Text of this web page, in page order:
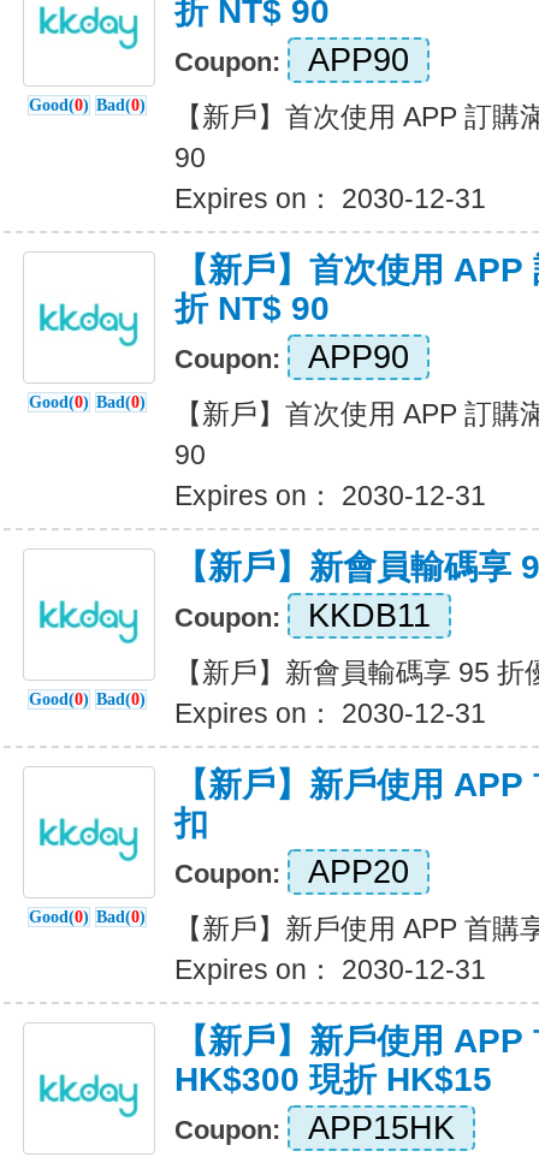
Good(0) Bad(0)
折 NT$ 90
Coupon: APP90
【新戶】首次使用 APP 訂購
90
Expires on： 2030-12-31
Good(0) Bad(0)
【新戶】首次使用
折 NT$ 90
Coupon: APP90
【新戶】首次使用 APP 訂購
90
Expires on： 2030-12-31
Good(0) Bad(0)
【新戶】新會員輸碼享
Coupon: KKDB11
【新戶】新會員輸碼享 95 折
Expires on： 2030-12-31
Good(0) Bad(0)
【新戶】新戶使用
扣
Coupon: APP20
【新戶】新戶使用 APP 首購
Expires on： 2030-12-31
【新戶】新戶使用
HK$300 現折 HK$15
Coupon: APP15HK